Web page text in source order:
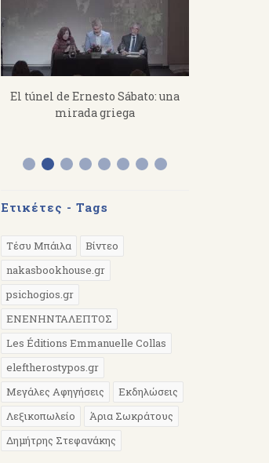
El túnel de Ernesto Sábato: una
mirada griega
Ετικέτες - Tags
Τέσυ Μπάιλα
Βίντεο
nakasbookhouse.gr
psichogios.gr
EΝΕΝΗΝΤΑΛΕΠΤΟΣ
Les Éditions Emmanuelle Collas
eleftherostypos.gr
Μεγάλες Αφηγήσεις
Εκδηλώσεις
Λεξικοπωλείο
Άρια Σωκράτους
Δημήτρης Στεφανάκης